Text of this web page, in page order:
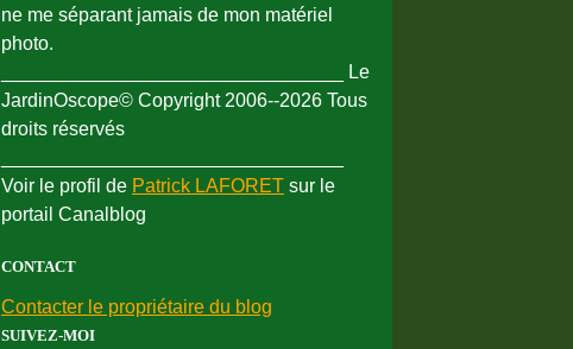
ne me séparant jamais de mon matériel
photo.
________________________________ Le
JardinOscope© Copyright 2006--2026 Tous
droits réservés
Voir le profil de Patrick LAFORET sur le
portail Canalblog
CONTACT
Contacter le propriétaire du blog
SUIVEZ-MOI